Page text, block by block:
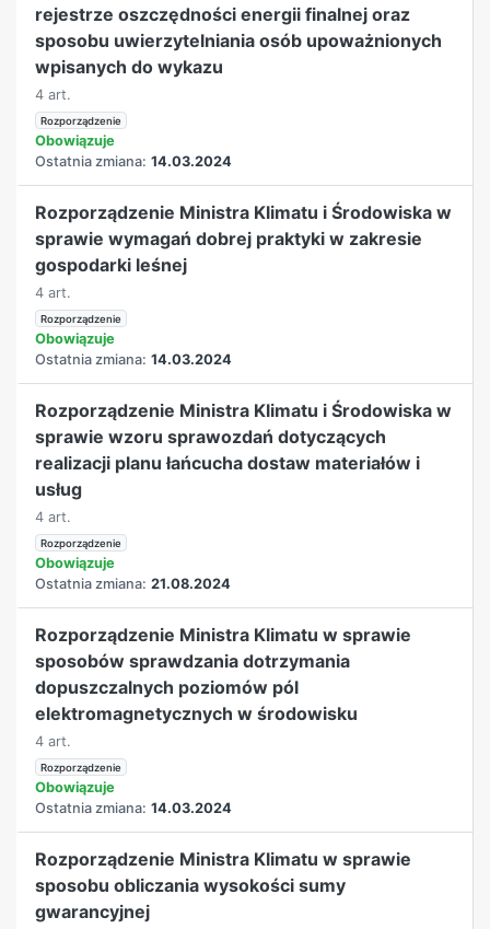
rejestrze oszczędności energii finalnej oraz
sposobu uwierzytelniania osób upoważnionych
wpisanych do wykazu
4 art.
Rozporządzenie
Obowiązuje
Ostatnia zmiana: 14.03.2024
Rozporządzenie Ministra Klimatu i Środowiska w
sprawie wymagań dobrej praktyki w zakresie
gospodarki leśnej
4 art.
Rozporządzenie
Obowiązuje
Ostatnia zmiana: 14.03.2024
Rozporządzenie Ministra Klimatu i Środowiska w
sprawie wzoru sprawozdań dotyczących
realizacji planu łańcucha dostaw materiałów i
usług
4 art.
Rozporządzenie
Obowiązuje
Ostatnia zmiana: 21.08.2024
Rozporządzenie Ministra Klimatu w sprawie
sposobów sprawdzania dotrzymania
dopuszczalnych poziomów pól
elektromagnetycznych w środowisku
4 art.
Rozporządzenie
Obowiązuje
Ostatnia zmiana: 14.03.2024
Rozporządzenie Ministra Klimatu w sprawie
sposobu obliczania wysokości sumy
gwarancyjnej